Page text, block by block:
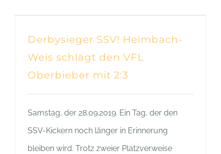
Derbysieger SSV! Heimbach-
Weis schlägt den VFL
Oberbieber mit 2:3
Samstag, der 28.09.2019. Ein Tag, der den
SSV-Kickern noch länger in Erinnerung
bleiben wird. Trotz zweier Platzverweise